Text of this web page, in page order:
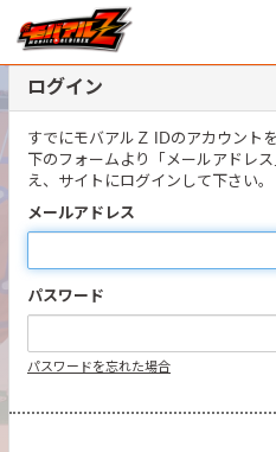
ログイン
すでにモバアルＺ IDのアカウント
下のフォームより「メールアドレ
え、サイトにログインして下さい。
メールアドレス
パスワード
パスワードを忘れた場合